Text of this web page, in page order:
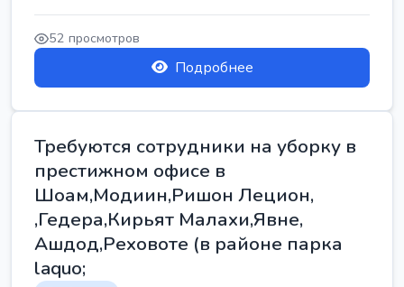
52 просмотров
Подробнее
Требуются сотрудники на уборку в
престижном офисе в
Шоам,Модиин,Ришон Лецион,
,Гедера,Кирьят Малахи,Явне,
Ашдод,Реховоте (в районе парка
laquo;